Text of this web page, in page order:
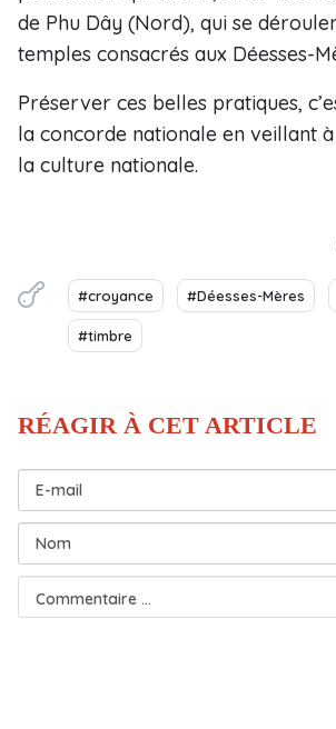
de Phu Dây (Nord), qui se
temples consacrés aux Déesses-
Préserver ces belles pratiques,
la concorde nationale en veillant
la culture nationale.
#croyance #Déesses-Mères
#timbre